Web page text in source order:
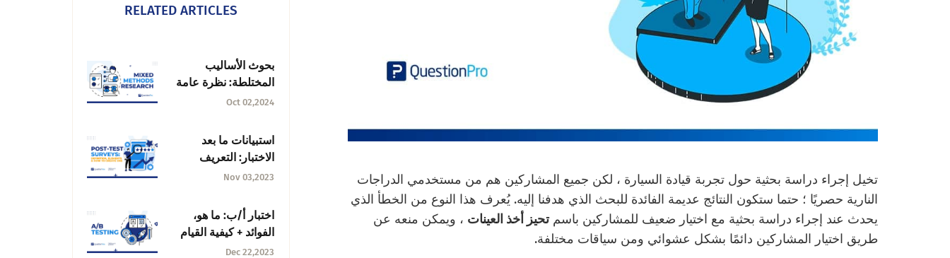
تخيل إجراء دراسة بحثية حول تجربة قيادة السيارة ، لكن جميع المشاركين هم من مستخدمي الدراجات
النارية حصريًا ؛ حتما ستكون النتائج عديمة الفائدة للبحث الذي هدفنا إليه. يُعرف هذا النوع من الخطأ الذي
يحدث عند إجراء دراسة بحثية مع اختيار ضعيف للمشاركين باسمتحيز أخذ العينات ، ويمكن منعه عن
طريق اختيار المشاركين دائمًا بشكل عشوائي ومن سياقات مختلفة.
RELATED ARTICLES
بحوث الأساليب
المختلطة: نظرة عامة
على التصاميم
Oct 02,2024
استبيانات ما بعد
الاختبار: التعريف
والعناصر وكيفية إنشاء
Nov 03,2023
اختبار أ/ب: ما هو،
الفوائد + كيفية القيام
به؟
Dec 22,2023